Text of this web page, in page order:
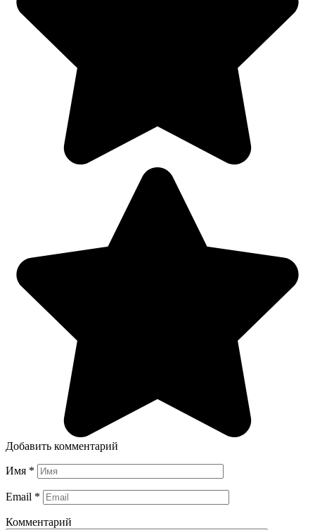
Добавить комментарий
Имя *
Email *
Комментарий